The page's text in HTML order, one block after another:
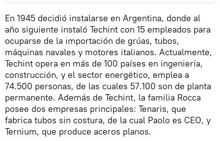
En 1945 decidió instalarse en Argentina, donde al
año siguiente instaló Techint con 15 empleados para
ocuparse de la importación de grúas, tubos,
máquinas navales y motores italianos. Actualmente,
Techint opera en más de 100 países en ingeniería,
construcción, y el sector energético, emplea a
74.500 personas, de las cuales 57.100 son de planta
permanente. Además de Techint, la familia Rocca
posee dos empresas principales: Tenaris, que
fabrica tubos sin costura, de la cual Paolo es CEO, y
Ternium, que produce aceros planos.